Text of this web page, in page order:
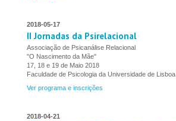
2018-05-17
II Jornadas da Psirelacional
Associação de Psicanálise Relacional
"O Nascimento da Mãe"
17, 18 e 19 de Maio 2018
Faculdade de Psicologia da Universidade de Lisboa
Ver programa e inscrições
2018-04-21